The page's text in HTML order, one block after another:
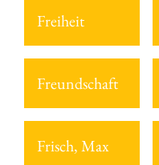
Freiheit
Freundschaft
Frisch, Max